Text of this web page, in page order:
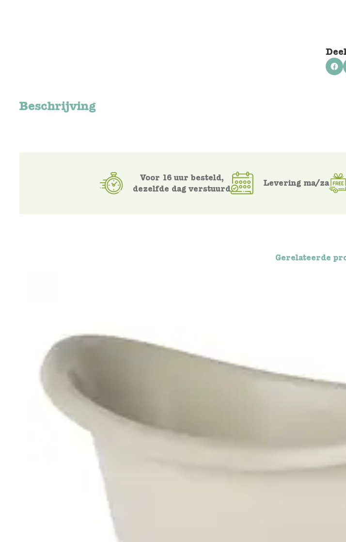
Beschrijving
Voor 16 uur besteld,
dezelfde dag verstuurd
Levering ma/za
Gerelateerde